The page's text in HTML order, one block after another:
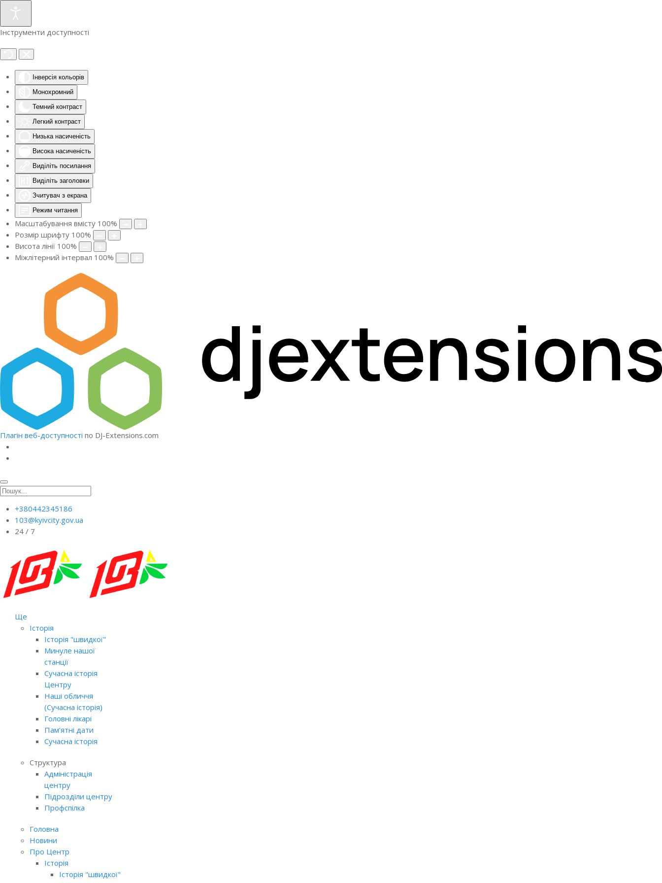
Інструменти доступності
Інверсія кольорів
Монохромний
Темний контраст
Легкий контраст
Низька насиченість
Висока насиченість
Виділіть посилання
Виділіть заголовки
Зчитувач з екрана
Режим читання
Масштабування вмісту 100%
Розмір шрифту 100%
Висота лінії 100%
Міжлітерний інтервал 100%
Плагін веб-доступності по DJ-Extensions.com
+380442345186
103@kyivcity.gov.ua
24 / 7
Ще
Історія
Історія "швидкої"
Минуле нашої
станції
Сучасна історія
Центру
Наші обличчя
(Сучасна історія)
Головні лікарі
Пам’ятні дати
Сучасна історія
Структура
Адміністрація
центру
Підрозділи центру
Профспілка
Головна
Новини
Про Центр
Історія
Історія "швидкої"